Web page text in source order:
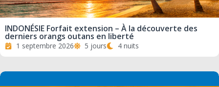
INDONÉSIE Forfait extension – À la découverte des
derniers orangs outans en liberté
1 septembre 2026 5 jours 4 nuits